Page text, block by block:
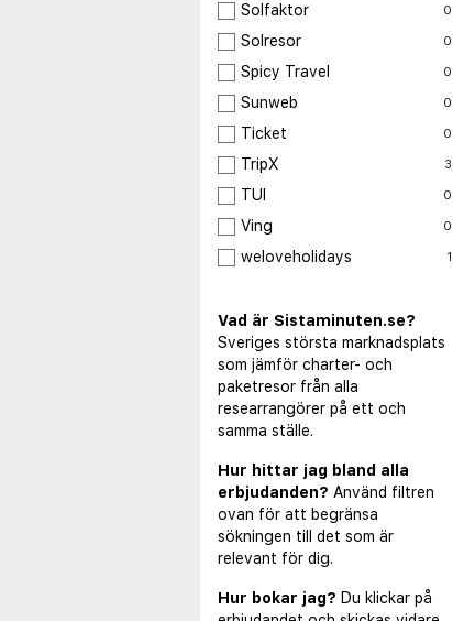
Solfaktor 0
Solresor 0
Spicy Travel 0
Sunweb 0
Ticket 0
TripX 3
TUI 0
Ving 0
weloveholidays 1
Vad är Sistaminuten.se?
Sveriges största marknadsplats
som jämför charter- och
paketresor från alla
researrangörer på ett och
samma ställe.
Hur hittar jag bland alla
erbjudanden? Använd filtren
ovan för att begränsa
sökningen till det som är
relevant för dig.
Hur bokar jag? Du klickar på